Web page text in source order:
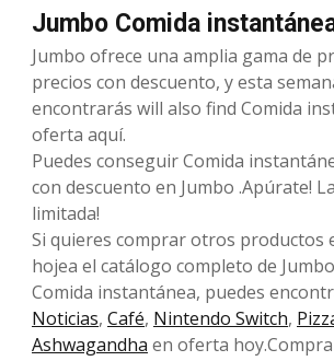
Jumbo Comida
Jumbo ofrece una amplia gama de
precios con descuento, y esta
encontrarás will also find Comida
oferta aquí.
Puedes conseguir Comida
con descuento en Jumbo .Apúrate!
limitada!
Si quieres comprar otros productos
hojea el catálogo completo de
Comida instantánea, puedes
Noticias, Café, Nintendo Switch,
Ashwagandha en oferta